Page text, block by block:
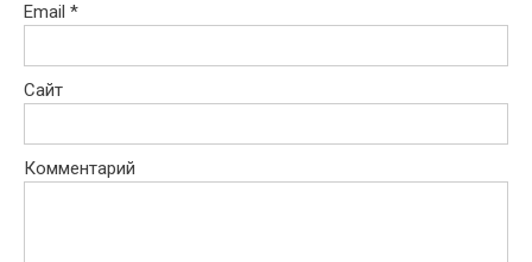
Email *
Сайт
Комментарий